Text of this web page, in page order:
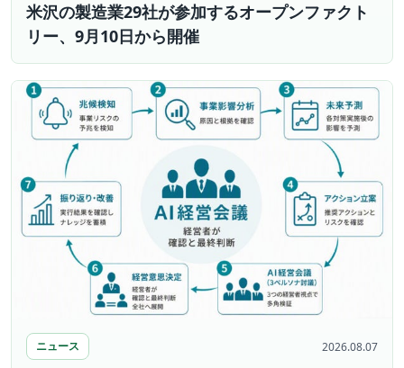
米沢の製造業29社が参加するオープンファクト
リー、9月10日から開催
ニュース 2026.08.07